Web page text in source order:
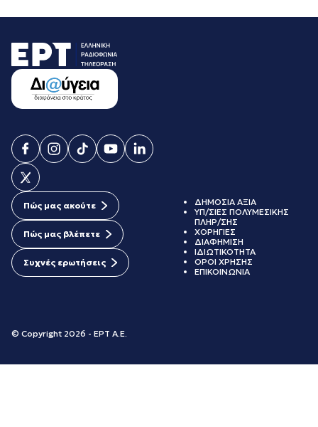
Πώς μας ακούτε
Πώς μας βλέπετε
Συχνές ερωτήσεις
© Copyright 2026 - ΕΡΤ Α.Ε.
ΔΗΜΟΣΙΑ ΑΞΙΑ
ΥΠ/ΣΙΕΣ ΠΟΛΥΜΕΣΙΚΗΣ
ΠΛΗΡ/ΣΗΣ
ΧΟΡΗΓΙΕΣ
ΔΙΑΦΗΜΙΣΗ
ΙΔΙΩΤΙΚΟΤΗΤΑ
ΟΡΟΙ ΧΡΗΣΗΣ
ΕΠΙΚΟΙΝΩΝΙΑ